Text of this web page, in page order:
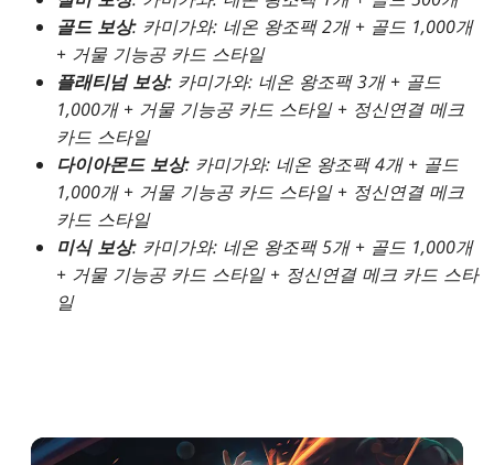
골드 보상: 카미가와: 네온 왕조팩 2개 + 골드 1,000개
+ 거물 기능공 카드 스타일
플래티넘 보상: 카미가와: 네온 왕조팩 3개 + 골드
1,000개 + 거물 기능공 카드 스타일 + 정신연결 메크
카드 스타일
다이아몬드 보상: 카미가와: 네온 왕조팩 4개 + 골드
1,000개 + 거물 기능공 카드 스타일 + 정신연결 메크
카드 스타일
미식 보상: 카미가와: 네온 왕조팩 5개 + 골드 1,000개
+ 거물 기능공 카드 스타일 + 정신연결 메크 카드 스타
일